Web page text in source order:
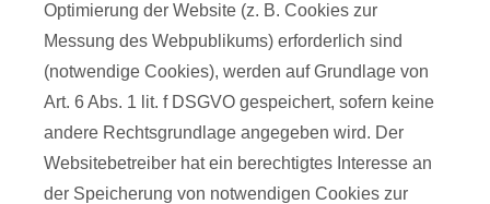
Optimierung der Website (z. B. Cookies zur
Messung des Webpublikums) erforderlich sind
(notwendige Cookies), werden auf Grundlage von
Art. 6 Abs. 1 lit. f DSGVO gespeichert, sofern keine
andere Rechtsgrundlage angegeben wird. Der
Websitebetreiber hat ein berechtigtes Interesse an
der Speicherung von notwendigen Cookies zur